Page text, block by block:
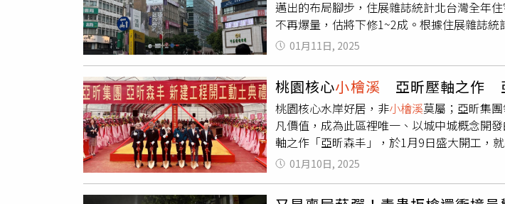
急著現在降價賣，但確實難再開價創新高。
前大好，是慢慢緩和回到正常水準。圖為「
王，去年指標案為總銷160億元台中西屯「允
主，自去年9月央行祭出限貸令後，房市持
依舊穩健，預期今年市場表現不會比去年下半
億指標案重返榜單，去年底即預告2025將推
科、松山、基隆北五堵等4個超過80億元案
表示，目前觀察來人有比去年第四季、農曆
本仍居高不下，預期房價要大幅下跌不大可
區隔，現場人員每小時以手持式熱感應儀器
侷限木工廠未擴大，且6小時內撲滅，為不
長溝通釋疑。
生有散步的習慣，雖然行動較為遲緩、聽覺
倒，幸好員警迅速協助尋獲，以後會多注意
姓老翁散步失音訊，桃警獲報冒雨在荒野中
邁出的布局腳步，住展雜誌統計北台灣全年
不再爆量，估將下修1~2成。根據住展雜誌
高，破2013年的1.3兆元紀錄，年增幅為
資金潮湧入房市，情勢一片大好，各地屢
的共伴效應，推案量在上半年就來到歷年
重打擊，但陳炳辰指出，建商、代銷因早已
北台灣新成屋、預售屋住宅推案量來到逾1.5
案量5514.4億元，居北台之首，年增為
億元，近年建案大舉進駐仁義、重陽、二重
備AI與媒體園區概念，以及商場話題，開發
性及建商的信心，去年推案量為4026.1億
波亮相估有600億元總銷。文山區亦拿下
01月11日, 2025
桃園核心小檜溪 亞昕壓軸之作
桃園核心水岸好居，非小檜溪莫屬；亞昕集
凡價值，成為此區裡唯一、以城中城概念開
軸之作「亞昕森丰」，於1月9日盛大開工，
式，除了祈求施工順利、工程安全，更宣示
裡優雅獨特的生活
丰」位於G08站是舒適的650米，散步回家
01月10日, 2025